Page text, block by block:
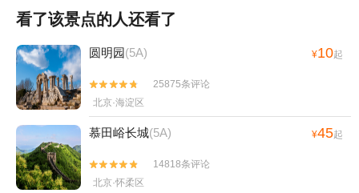
看了该景点的人还看了
圆明园(5A) ¥10起


25875条评论
北京·海淀区
慕田峪长城(5A) ¥45起


14818条评论
北京·怀柔区